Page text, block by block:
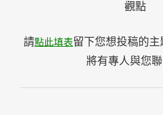
觀點
請點此填表留下您想投稿的
將有專人與您聯